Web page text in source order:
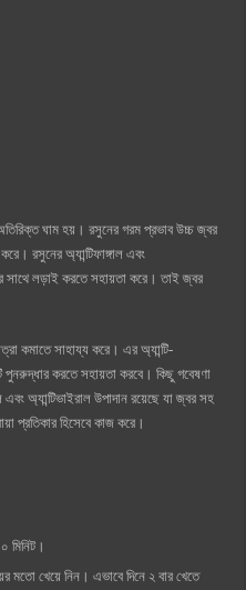
ঘাম হয়। রসুনের গরম প্রভাব উচ্চ জ্বর
রসুনের অ্যান্টিফাঙ্গাল এবং
সাথে লড়াই করতে সহায়তা করে। তাই জ্বর
কমাতে সাহায্য করে। এর অ্যান্টি-
পুনরুদ্ধার করতে সহায়তা করবে। কিছু গবেষণা
এবং অ্যান্টিভাইরাল উপাদান রয়েছে যা জ্বর সহ
প্রতিকার হিসেবে কাজ করে।
মিনিট।
মতো খেয়ে নিন। এভাবে দিনে ২ বার খেতে